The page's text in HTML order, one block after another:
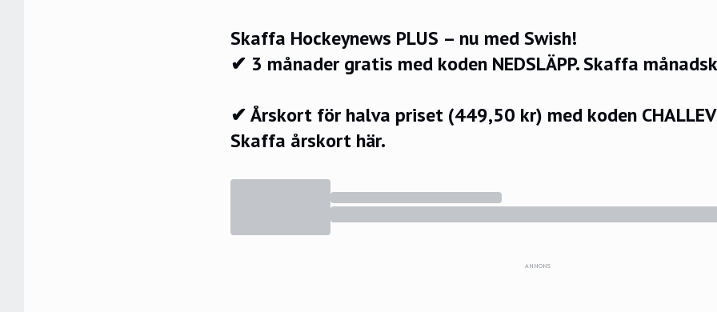
Skaffa Hockeynews PLUS – nu med Swish!
✔ 3 månader gratis med koden NEDSLÄPP.Skaffa
✔ Årskort för halva priset (449,50 kr) med koden
Skaffa årskort här.
ANNONS